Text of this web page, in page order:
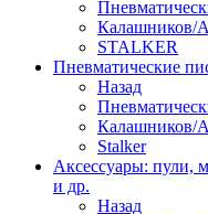
Калашников/
STALKER
Пневматические
Назад
Калашников/
Stalker
Аксессуары: пули,
и др.
Назад